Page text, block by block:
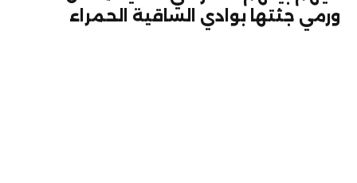
ورمي جثتها بوادي الساقية الحمراء